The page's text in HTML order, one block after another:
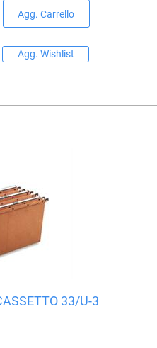
Agg. Carrello
Agg. Wishlist
33/U-3